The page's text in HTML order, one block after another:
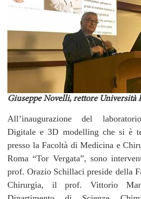
Giuseppe Novelli, rettore Università
All’inaugurazione del
Digitale e 3D modelling che si è
presso la Facoltà di Medicina e
Roma “Tor Vergata”, sono
prof. Orazio Schillaci preside della
Chirurgia, il prof. Vittorio